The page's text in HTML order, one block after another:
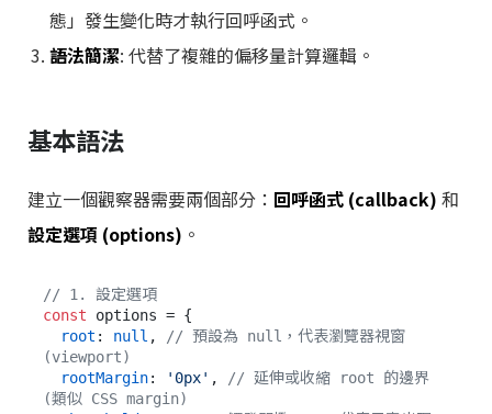
態」發生變化時才執行回呼函式。
語法簡潔: 代替了複雜的偏移量計算邏輯。
基本語法
建立一個觀察器需要兩個部分： 回呼函式 (callback) 和
設定選項 (options) 。
// 1. 設定選項
const options = {
root : null , // 預設為 null，代表瀏覽器視窗
(viewport)
rootMargin: '0px' , // 延伸或收縮 root 的邊界
(類似 CSS margin)